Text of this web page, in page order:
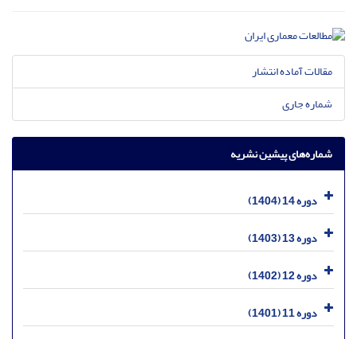
مقالات آماده انتشار
شماره جاری
شماره‌های پیشین نشریه
دوره 14 (1404)
دوره 13 (1403)
دوره 12 (1402)
دوره 11 (1401)